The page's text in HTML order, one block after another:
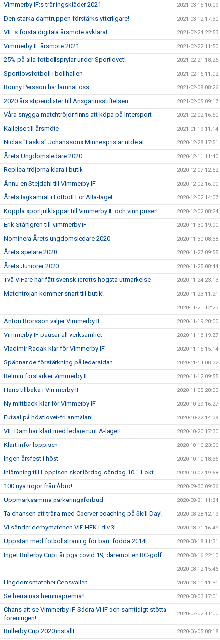
Vimmerby IF:s träningskläder 2021 2021-03-15 10:09
Den starka damtruppen förstärks ytterligare! 2021-03-12 17:30
VIF:s första digitala årsmöte avklarat 2021-02-24 22:53
Vimmerby IF årsmöte 2021 2021-02-22 11:50
25% på alla fotbollsprylar under Sportlovet! 2021-02-21 18:26
Sportlovsfotboll i bollhallen 2021-02-16 11:02
Ronny Persson har lämnat oss 2021-02-08 08:26
2020 års stipendiater till Ansgariusstiftelsen 2021-02-05 09:17
Våra snygga matchtröjor finns att köpa på Intersport 2021-02-02 16:50
Kallelse till årsmöte 2021-01-19 11:14
Niclas "Läskis" Johanssons Minnespris är utdelat 2020-12-28 17:51
Årets Ungdomsledare 2020 2020-12-11 11:40
Replica-tröjorna klara i butik 2020-12-07 12:52
Ännu en Stejdahl till Vimmerby IF 2020-12-02 16:00
Årets lagkamrat i Fotboll För Alla-laget 2020-12-02 14:07
Koppla sportjulklappar till Vimmerby IF och vinn priser! 2020-12-02 08:24
Erik Ståhlgren till Vimmerby IF 2020-11-30 19:00
Nominera Årets ungdomsledare 2020 2020-11-30 08:38
Årets spelare 2020 2020-11-27 09:55
Årets Juniorer 2020 2020-11-25 08:44
Två VIFare har fått svensk idrotts högsta utmärkelse 2020-11-24 23:13
Matchtröjan kommer snart till butik! 2020-11-23 11:21
2020-11-21 12:23
Anton Brorsson väljer Vimmerby IF 2020-11-19 20:00
Vimmerby IF pausar all verksamhet 2020-11-16 19:27
Vladimir Radak klar för Vimmerby IF 2020-11-15 15:14
Spännande förstärkning på ledarsidan 2020-11-14 08:32
Belmin förstärker Vimmerby IF 2020-11-12 09:55
Haris tillbaka i Vimmerby IF 2020-11-05 20:00
Ny mittback klar för Vimmerby IF 2020-10-29 16:27
Futsal på höstlovet-fri anmälan! 2020-10-22 14:39
VIF Dam har klart med ledare runt A-laget! 2020-10-20 17:30
Klart inför loppisen 2020-10-16 23:06
Ingen årsfest i höst 2020-10-10 18:36
Inlämning till Loppisen sker lördag-söndag 10-11 okt 2020-10-07 19:58
100 nya tröjor från Åbro! 2020-09-30 09:36
Uppmärksamma parkeringsförbud 2020-08-31 11:34
Ta chansen att träna med Coerver coaching på Skill Day! 2020-08-28 12:19
Vi sänder derbymatchen VIF-HFK i div 3! 2020-08-21 16:49
Uppstart med fotbollsträning för barn födda 2014! 2020-08-18 11:31
Inget Bullerby Cup i år pga covid 19, däremot en BC-golf 2020-08-16 22:10
2020-08-12 15:46
Ungdomsmatcher Ceosvallen 2020-08-11 11:31
Se herrarnas hemmapremiär! 2020-08-03 17:01
Chans att se Vimmerby IF-Södra Vi IF och samtidigt stötta
föreningen!
2020-07-02 11:00
Bullerby Cup 2020 inställt 2020-06-05 08:18